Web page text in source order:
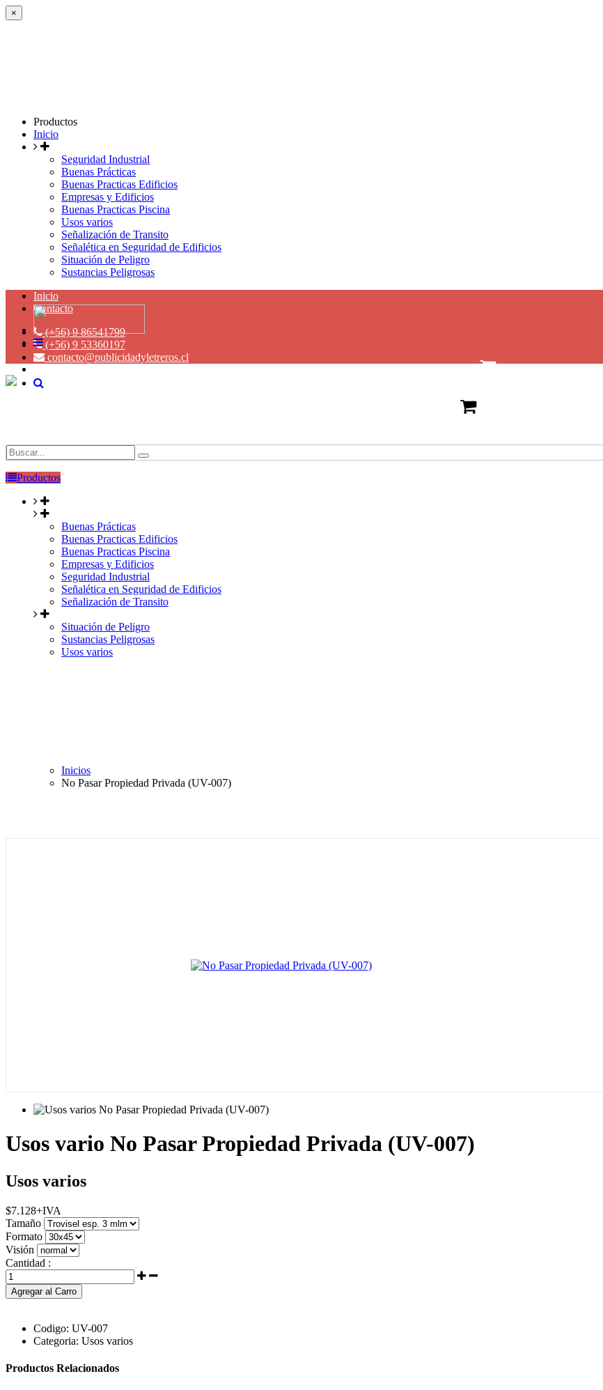
×
Productos
Inicio
Seguridad Industrial
Buenas Prácticas
Buenas Practicas Edificios
Empresas y Edificios
Buenas Practicas Piscina
Usos varios
Señalización de Transito
Señalética en Seguridad de Edificios
Situación de Peligro
Sustancias Peligrosas
Inicio
Contacto
(+56) 9 86541799
(+56) 9 53360197
contacto@publicidadyletreros.cl
Productos
Buenas Prácticas
Buenas Practicas Edificios
Buenas Practicas Piscina
Empresas y Edificios
Seguridad Industrial
Señalética en Seguridad de Edificios
Señalización de Transito
Situación de Peligro
Sustancias Peligrosas
Usos varios
Inicios
No Pasar Propiedad Privada (UV-007)
Usos vario No Pasar Propiedad Privada (UV-007)
Usos varios
$7.128+IVA
Tamaño
Formato
Visión
Cantidad :
Agregar al Carro
Codigo: UV-007
Categoria: Usos varios
Productos Relacionados